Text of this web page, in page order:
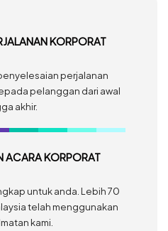
KORPORAT
perjalanan
pelanggan dari awal
akhir.
ACARA KORPORAT
untuk anda. Lebih 70
telah menggunakan
kami.